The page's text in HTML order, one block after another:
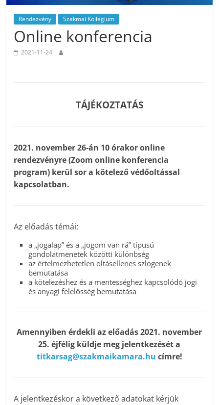
Rendezvény Szakmai Kollégium
Online konferencia
2021-11-24
TÁJÉKOZTATÁS
2021. november 26-án 10 órakor online
rendezvényre (Zoom online konferencia
program) kerül sor a kötelező védőoltással
kapcsolatban.
Az előadás témái:
a „jogalap” és a „jogom van rá” típusú
gondolatmenetek közötti különbség
az értelmezhetetlen oltásellenes szlogenek
bemutatása
a kötelezéshez és a mentességhez kapcsolódó jogi
és anyagi felelősség bemutatása
Amennyiben érdekli az előadás 2021. november
25. éjfélig küldje meg jelentkezését a
titkarsag@szakmaikamara.hu címre!
A jelentkezéskor a következő adatokat kérjük